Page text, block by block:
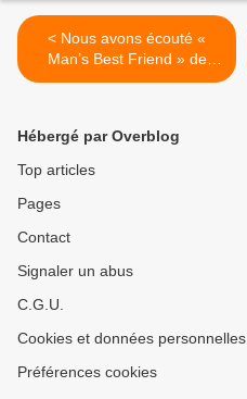
< Nous avons écouté «
Man’s Best Friend » de
Sabrina Carpenter !
Hébergé par Overblog
Top articles
Pages
Contact
Signaler un abus
C.G.U.
Cookies et données personnelles
Préférences cookies